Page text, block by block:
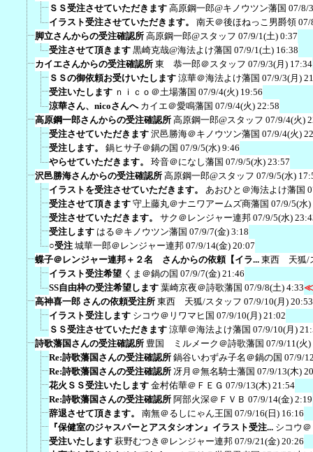
ＳＳ受注させていただきます 高原鋼一郎@キノウツン藩国 07/8/
イラスト受注させていただきます。
南天＠後ほねっこ男爵領 07/
脚立さんからの受注確認所 高原鋼一郎@スタッフ 07/9/1(土) 0:37
受注させて頂きます 黒崎克哉@海法よけ藩国 07/9/1(土) 16:38
カイエさんからの受注確認所 東 恭一郎＠スタッフ 07/9/3(月) 17:34
ＳＳの御依頼お受けいたします 涼華＠海法よけ藩国 07/9/3(月)
受注いたします ｎｉｃｏ＠土場藩国 07/9/4(火) 19:56
涼華さん、nicoさんへ カイエ＠愛鳴藩国 07/9/4(火) 22:58
高原鋼一郎さんからの受注確認所 高原鋼一郎@スタッフ 07/9/4(火)
受注させていただきます 沢邑勝海＠キノウツン藩国 07/9/4(火)
受注します。
鍋ヒサ子＠鍋の国 07/9/5(水) 9:46
やらせていただきます。
玲音＠になし藩国 07/9/5(水) 23:57
沢邑勝海さんからの受注確認所 高原鋼一郎@スタッフ 07/9/5(水)
イラストを受注させていただきます。
あおひと＠海法よけ藩国
受注させて頂きます 守上藤丸＠ナニワアームズ商藩国 07/9/5(水)
受注させていただきます。
サク＠レンジャー連邦 07/9/5(水)
受注します はる＠キノウツン藩国 07/9/7(金) 3:18
○受注 城華一郎＠レンジャー連邦 07/9/14(金) 20:07
蝶子＠レンジャー連邦＋２名 さんからの依頼【イラ... 東西 天狐/
イラスト受注希望 くま＠鍋の国 07/9/7(金) 21:46
SS自由枠の受注希望します 葉崎京夜＠詩歌藩国 07/9/8(土) 4:33≪
高神喜一郎 さんの依頼受注所 東西 天狐/スタッフ 07/9/10(月) 20:53
イラスト受注します シコウ＠リワマヒ国 07/9/10(月) 21:02
ＳＳ受注させていただきます 涼華＠海法よけ藩国 07/9/10(月)
詩歌藩国さんの受注確認所 豊国 ミルメーク＠詩歌藩国 07/9/11(火)
Re:詩歌藩国さんの受注確認所 鍋谷いわずみ子名＠鍋の国 07/9/
Re:詩歌藩国さんの受注確認所 冴月＠無名騎士藩国 07/9/13(木)
花火ＳＳ受注いたします 金村佑華＠ＦＥＧ 07/9/13(木) 21:54
Re:詩歌藩国さんの受注確認所 阿部火深＠ＦＶＢ 07/9/14(金) 2:19
辞退させて頂きます。
南無＠るしにゃん王国 07/9/16(日) 16:16
『保健室のジャスパーとアスタシオン』イラスト受注... シコウ
受注いたします 萩野むつき＠レンジャー連邦 07/9/21(金) 20:26